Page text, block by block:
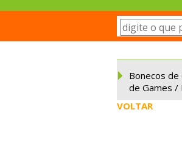
Bonecos de
de Games /
VOLTAR